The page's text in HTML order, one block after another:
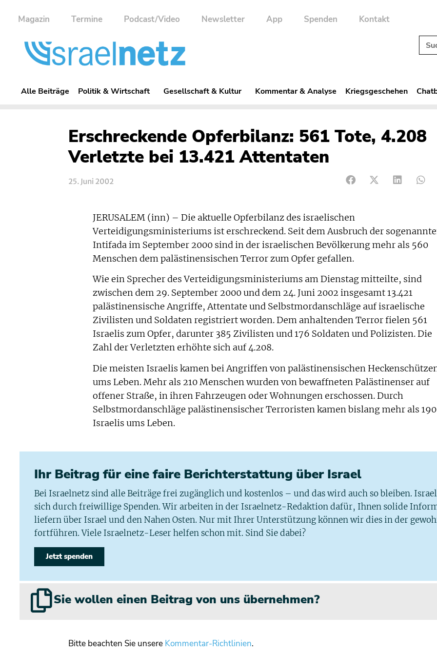
Magazin Termine Podcast/Video Newsletter App Spenden Kontakt
Alle Beiträge Politik & Wirtschaft Gesellschaft & Kultur Kommentar & Analyse Kriegsgeschehen
Erschreckende Opferbilanz: 561 Tote, 4.208
Verletzte bei 13.421 Attentaten
25. Juni 2002
JERUSALEM (inn) – Die aktuelle Opferbilanz des israelischen
Verteidigungsministeriums ist erschreckend. Seit dem Ausbruch der
Intifada im September 2000 sind in der israelischen Bevölkerung mehr als 560
Menschen dem palästinensischen Terror zum Opfer gefallen.
Wie ein Sprecher des Verteidigungsministeriums am Dienstag mitteilte, sind
zwischen dem 29. September 2000 und dem 24. Juni 2002 insgesamt 13.421
palästinensische Angriffe, Attentate und Selbstmordanschläge auf israelische
Zivilisten und Soldaten registriert worden. Dem anhaltenden Terror fielen 561
Israelis zum Opfer, darunter 385 Zivilisten und 176 Soldaten und Polizisten. Die
Zahl der Verletzten erhöhte sich auf 4.208.
Die meisten Israelis kamen bei Angriffen von palästinensischen
ums Leben. Mehr als 210 Menschen wurden von bewaffneten Palästinenser auf
offener Straße, in ihren Fahrzeugen oder Wohnungen erschossen. Durch
Selbstmordanschläge palästinensischer Terroristen kamen bislang mehr als 190
Israelis ums Leben.
Ihr Beitrag für eine faire Berichterstattung über Israel
Bei Israelnetz sind alle Beiträge frei zugänglich und kostenlos – und das wird auch so bleiben.
sich durch freiwillige Spenden. Wir arbeiten in der Israelnetz-Redaktion dafür, Ihnen solide
liefern über Israel und den Nahen Osten. Nur mit Ihrer Unterstützung können wir dies in der
fortführen. Viele Israelnetz-Leser helfen schon mit. Sind Sie dabei?
Jetzt spenden
Sie wollen einen Beitrag von uns übernehmen?
Bitte beachten Sie unsere Kommentar-Richtlinien.